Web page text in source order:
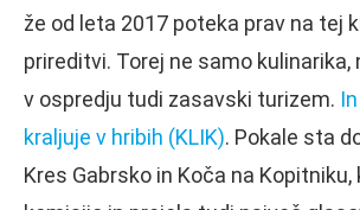
že od leta 2017 poteka prav na tej
prireditvi. Torej ne samo kulinarika,
v ospredju tudi zasavski turizem.
kraljuje v hribih (KLIK). Pokale sta
Kres Gabrsko in Koča na Kopitniku,